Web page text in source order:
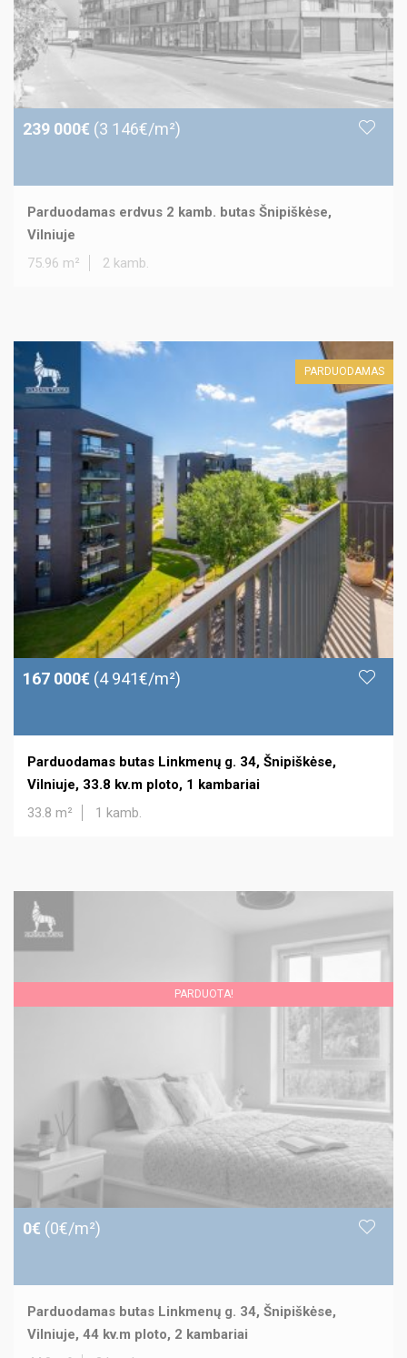
239 000€ (3 146€/m²)
Parduodamas erdvus 2 kamb. butas Šnipiškėse,
Vilniuje
75.96 m²
2 kamb.
PARDUODAMAS
167 000€ (4 941€/m²)
Parduodamas butas Linkmenų g. 34, Šnipiškėse,
Vilniuje, 33.8 kv.m ploto, 1 kambariai
33.8 m²
1 kamb.
PARDUOTA!
0€ (0€/m²)
Parduodamas butas Linkmenų g. 34, Šnipiškėse,
Vilniuje, 44 kv.m ploto, 2 kambariai